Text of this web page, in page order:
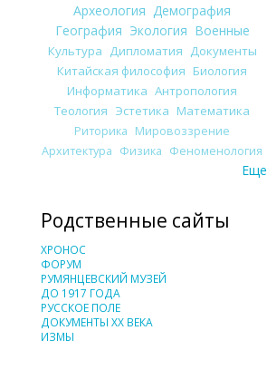
Археология Демография
География Экология Военные
Культура Дипломатия Документы
Китайская философия Биология
Информатика Антропология
Теология Эстетика Математика
Риторика Мировоззрение
Архитектура Физика Феноменология
Еще
Родственные сайты
ХРОНОС
ФОРУМ
РУМЯНЦЕВСКИЙ МУЗЕЙ
ДО 1917 ГОДА
РУССКОЕ ПОЛЕ
ДОКУМЕНТЫ XX ВЕКА
ИЗМЫ